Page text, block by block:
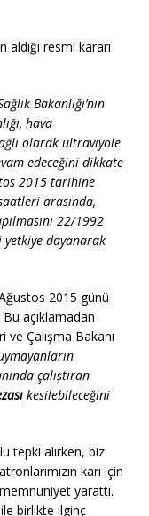
aldığı resmi kararı
Bakanlığı’nın
hava
olarak ultraviyole
edeceğini dikkate
2015 tarihine
arasında,
22/1992
yetkiye dayanarak
2015 günü
açıklamadan
Çalışma Bakanı
çalıştıran
kesilebileceğini
tepki alırken, biz
karı için
yarattı.
birlikte ilginç